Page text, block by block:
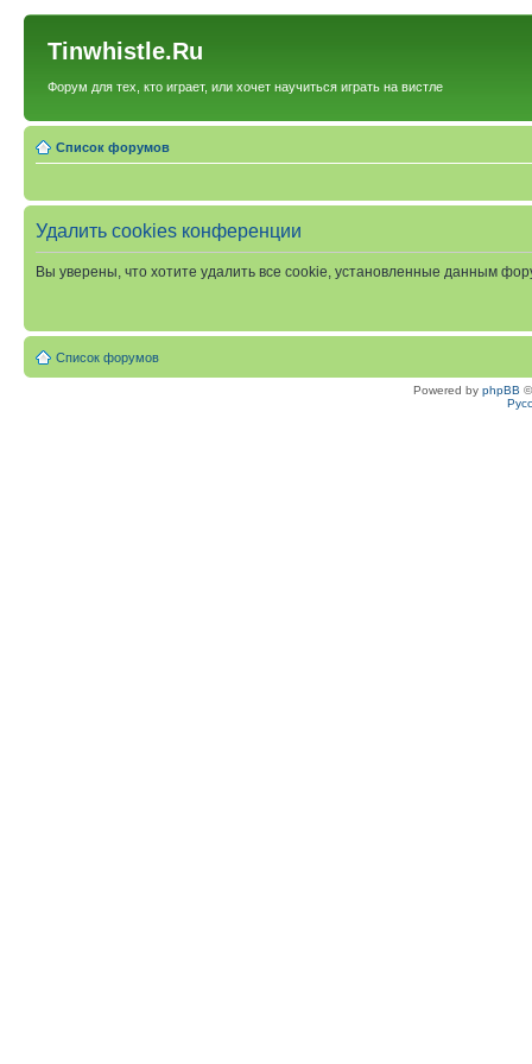
Tinwhistle.Ru
Форум для тех, кто играет, или хочет научиться играть на вистле
Список форумов
Удалить cookies конференции
Вы уверены, что хотите удалить все cookie, установленные данным
Список форумов
Powered by phpBB